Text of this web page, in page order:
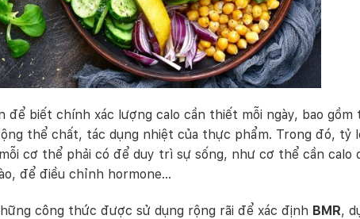
biết chính xác lượng calo cần thiết mỗi ngày, bao gồm
thể chất, tác dụng nhiệt của thực phẩm. Trong đó, tỷ
cơ thể phải có để duy trì sự sống, như cơ thể cần calo
để điều chỉnh hormone…
công thức được sử dụng rộng rãi để xác định BMR,